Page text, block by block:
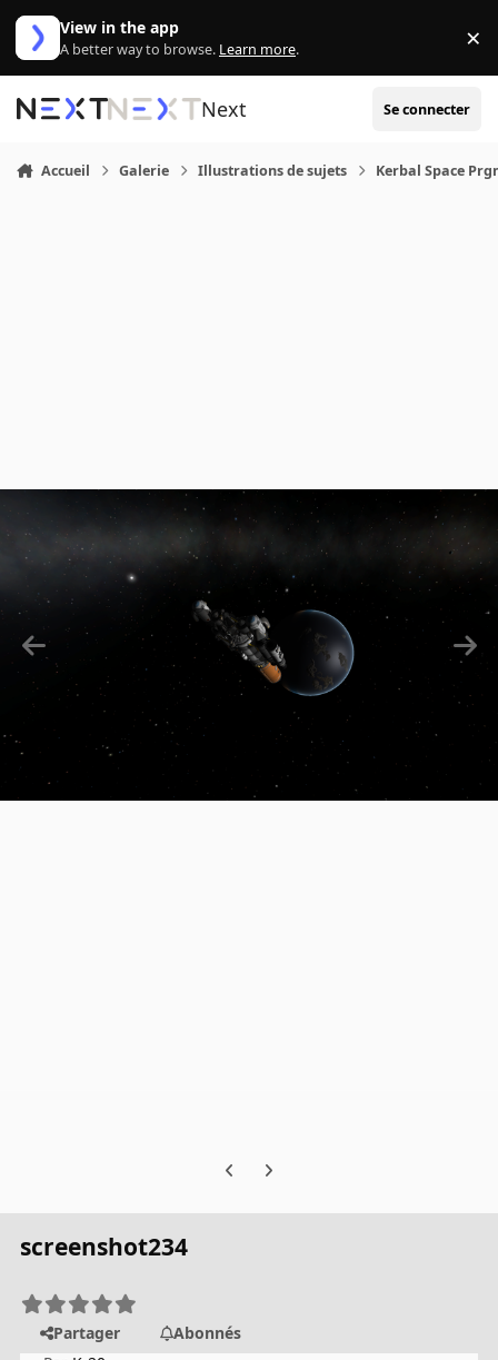
Aller au contenu
View in the app
A better way to browse. Learn more. ×
Next Se connecter
Accueil Galerie Illustrations de sujets Kerbal Space
Previous carousel slide
Next carousel slide
screenshot234
Partager
Abonnés